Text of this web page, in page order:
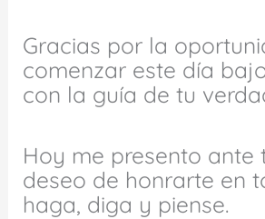
Gracias por la
comenzar este día
con la guía de tu
Hoy me presento ante
deseo de honrarte en
haga, diga y piense.